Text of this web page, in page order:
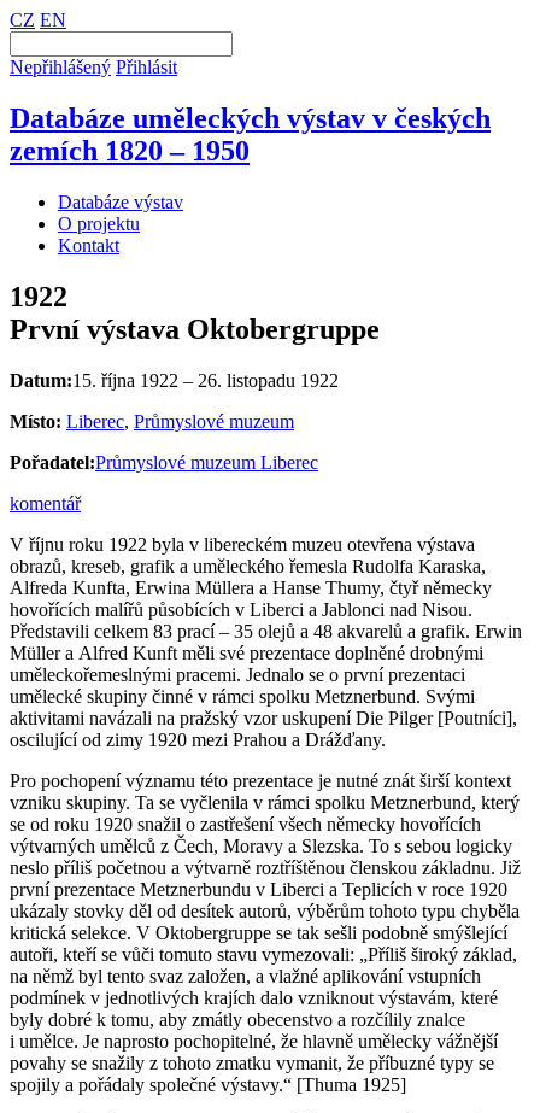
CZ EN
Nepřihlášený Přihlásit
Databáze uměleckých výstav v českých
zemích 1820 – 1950
Databáze výstav
O projektu
Kontakt
1922
První výstava Oktobergruppe
Datum:15. října 1922 – 26. listopadu 1922
Místo: Liberec, Průmyslové muzeum
Pořadatel:Průmyslové muzeum Liberec
komentář
V říjnu roku 1922 byla v libereckém muzeu otevřena výstava
obrazů, kreseb, grafik a uměleckého řemesla Rudolfa Karaska,
Alfreda Kunfta, Erwina Müllera a Hanse Thumy, čtyř německy
hovořících malířů působících v Liberci a Jablonci nad Nisou.
Představili celkem 83 prací – 35 olejů a 48 akvarelů a grafik. Erwin
Müller a Alfred Kunft měli své prezentace doplněné drobnými
uměleckořemeslnými pracemi. Jednalo se o první prezentaci
umělecké skupiny činné v rámci spolku Metznerbund. Svými
aktivitami navázali na pražský vzor uskupení Die Pilger [Poutníci],
oscilující od zimy 1920 mezi Prahou a Drážďany.
Pro pochopení významu této prezentace je nutné znát širší kontext
vzniku skupiny. Ta se vyčlenila v rámci spolku Metznerbund, který
se od roku 1920 snažil o zastřešení všech německy hovořících
výtvarných umělců z Čech, Moravy a Slezska. To s sebou logicky
neslo příliš početnou a výtvarně roztříštěnou členskou základnu. Již
první prezentace Metznerbundu v Liberci a Teplicích v roce 1920
ukázaly stovky děl od desítek autorů, výběrům tohoto typu chyběla
kritická selekce. V Oktobergruppe se tak sešli podobně smýšlející
autoři, kteří se vůči tomuto stavu vymezovali: „Příliš široký základ,
na němž byl tento svaz založen, a vlažné aplikování vstupních
podmínek v jednotlivých krajích dalo vzniknout výstavám, které
byly dobré k tomu, aby zmátly obecenstvo a rozčílily znalce
i umělce. Je naprosto pochopitelné, že hlavně umělecky vážnější
povahy se snažily z tohoto zmatku vymanit, že příbuzné typy se
spojily a pořádaly společné výstavy.“ [Thuma 1925]